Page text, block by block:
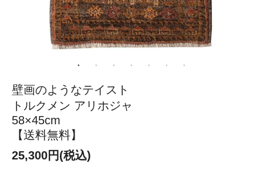
壁画のようなテイスト
トルクメン アリホジャ
58×45cm
【送料無料】
25,300円(税込)